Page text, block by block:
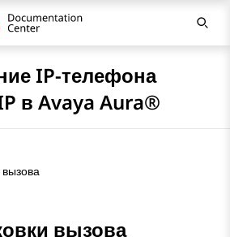
IP-телефона
в Avaya Aura®
вызова